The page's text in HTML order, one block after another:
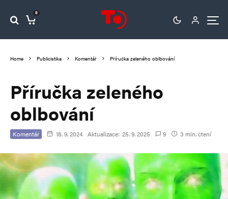
0
Home Publicistika Komentář Příručka zeleného oblbování
Příručka zeleného
oblbování
Komentář 18. 9. 2024 Aktualizace: 25. 9. 2025 9 3 min. čtení